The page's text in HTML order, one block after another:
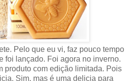
Pelo que eu vi, faz pouco tempo
foi lançado. Foi agora no inverno.
produto com edição limitada. Pois
Sim, mas é uma delicia para